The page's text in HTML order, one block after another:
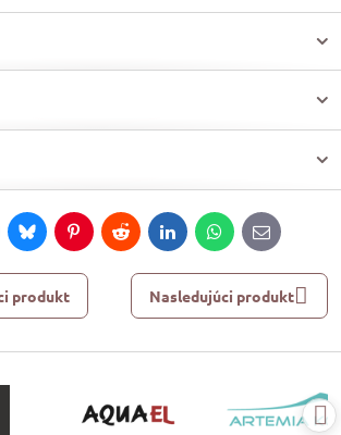
BlueskyPinterestRedditLinkedInWhatsApp
E-
mail
produkt Nasledujúci produkt